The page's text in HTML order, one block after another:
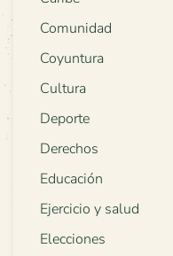
Comunidad
Coyuntura
Cultura
Deporte
Derechos
Educación
Ejercicio y salud
Elecciones